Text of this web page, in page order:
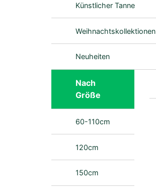
Künstlicher Tanne
Weihnachtskollektionen
Neuheiten
Nach
Größe
60-110cm
120cm
150cm